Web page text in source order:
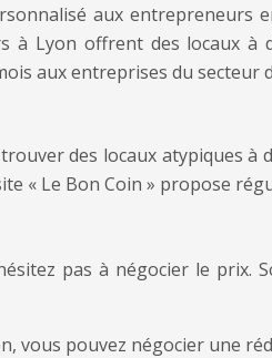
aux
Lyon offrent des locaux
aux entreprises du secteur
des locaux atypiques
« Le Bon Coin » propose
pas à négocier le
vous pouvez négocier une